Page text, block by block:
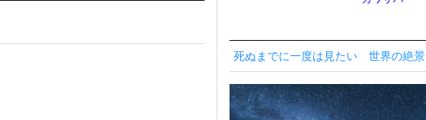
死ぬまでに一度は見たい 世界の絶景